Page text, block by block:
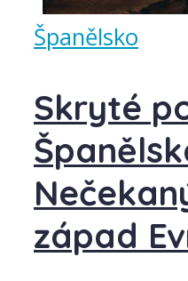
Španělsko
Skryté
západ